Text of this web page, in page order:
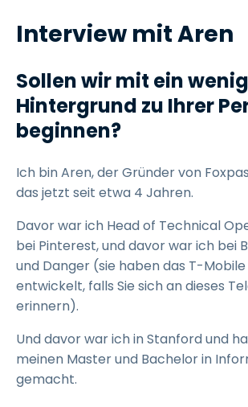
Interview mit Aren
Sollen wir mit ein wenig
Hintergrund zu Ihrer
beginnen?
Ich bin Aren, der Gründer von
das jetzt seit etwa 4 Jahren.
Davor war ich Head of Technical
bei Pinterest, und davor war ich bei
und Danger (sie haben das T-Mobile
entwickelt, falls Sie sich an dieses
erinnern).
Und davor war ich in Stanford und
meinen Master und Bachelor in
gemacht.